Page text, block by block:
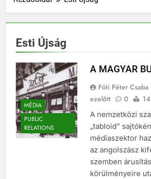
Esti Újság
MÉDIA
PUBLIC
RELATIONS
A MAGYAR
Fóti Péter Csaba
ezelőtt
0
A nemzetközi
„tabloid”
médiaszektor
az angolszász
szemben
körülményeire